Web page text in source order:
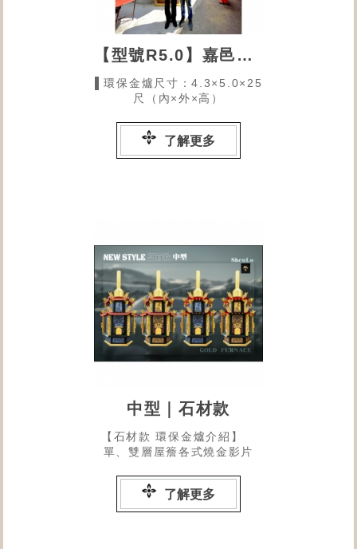
【型號R5.0】嘉邑福德宮的環保金爐
▌環保金爐尺寸：4.3×5.0×25
尺（內×外×高）
了解更多
中型｜石材款
【石材款 環保金爐介紹】
單、雙層屋簷各式燒金影片
了解更多